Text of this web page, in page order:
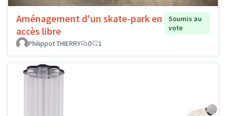
Aménagement d'un skate-park en
accès libre
Soumis au
vote
Philippot THIERRY
0 1